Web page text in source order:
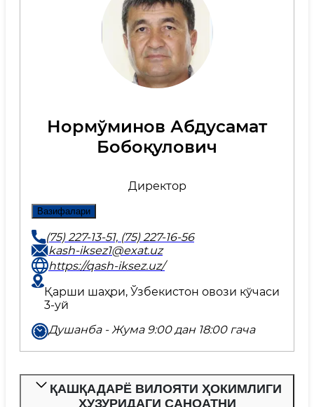
Нормўминов Абдусамат
Бобоқулович
Директор
Вазифалари
(75) 227-13-51, (75) 227-16-56
kash-iksez1@exat.uz
https://qash-iksez.uz/
Қарши шаҳри, Ўзбекистон овози кўчаси
3-уй
Душанба - Жума 9:00 дан 18:00 гача
ҚАШҚАДАРЁ ВИЛОЯТИ ҲОКИМЛИГИ
ҲУЗУРИДАГИ САНОАТНИ